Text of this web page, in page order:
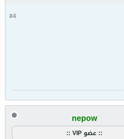
#4
nepow
:: عضو VIP ::